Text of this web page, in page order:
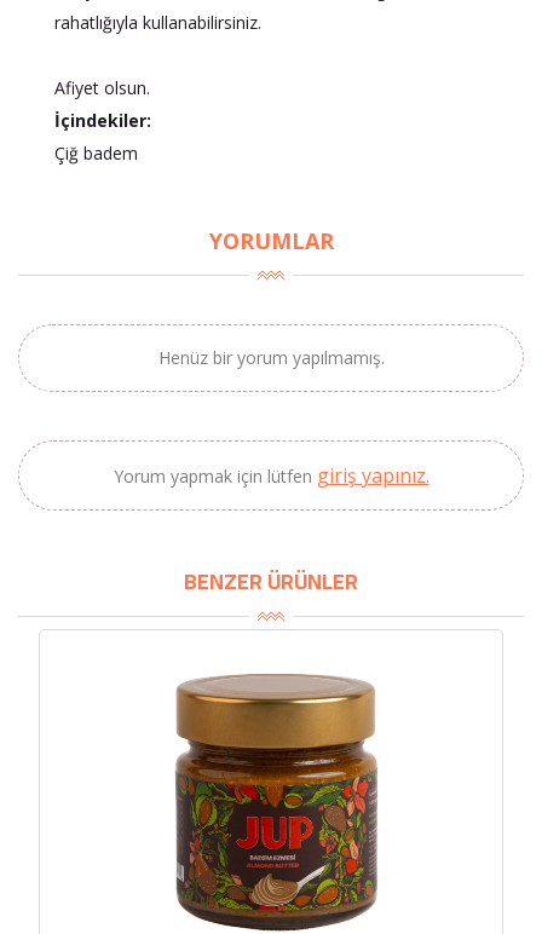
rahatlığıyla kullanabilirsiniz.
Afiyet olsun.
İçindekiler:
Çiğ badem
YORUMLAR
Henüz bir yorum yapılmamış.
Yorum yapmak için lütfen giriş yapınız.
BENZER ÜRÜNLER
2690,00 TL
Kaan Olgun Hasat
Zeytinyağı (5lt, Soğuk
Sıkım) - Bilgem
Zeytincilik
SEPETE EKLE